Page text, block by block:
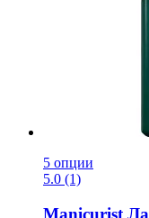
5 опции
5.0 (1)
Manicurist